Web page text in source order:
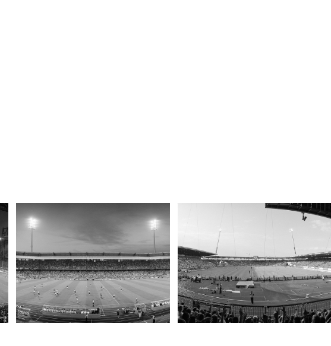
EasyCredit Stadion, Nürnberg